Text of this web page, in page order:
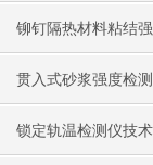
保养
铆钉隔热材料粘结
贯入式砂浆强度检
锁定轨温检测仪技